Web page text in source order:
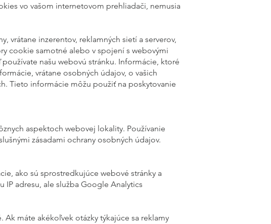
vo vašom internetovom prehliadači, nemusia
vrátane inzerentov, reklamných sietí a serverov,
cookie samotné alebo v spojení s webovými
našu webovú stránku. Informácie, ktoré
vrátane osobných údajov, o vašich
Tieto informácie môžu použiť na poskytovanie
aspektoch webovej lokality. Používanie
zásadami ochrany osobných údajov.
ako sú sprostredkujúce webové stránky a
IP adresu, ale služba Google Analytics
máte akékoľvek otázky týkajúce sa reklamy